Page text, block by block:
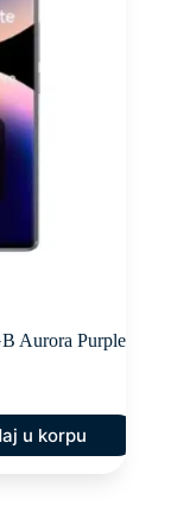
Aurora Purple
u korpu